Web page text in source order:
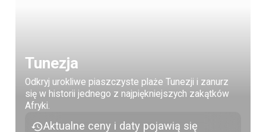
Tunezja
Odkryj urokliwe piaszczyste plaże Tunezji i zanurz
się w historii jednego z najpiękniejszych zakątków
Afryki.
Aktualne ceny i daty pojawią się